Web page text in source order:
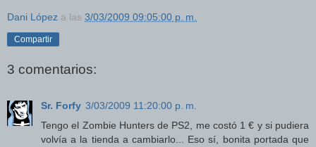
Dani López a las 3/03/2009 09:05:00 p. m.
Compartir
3 comentarios:
Sr. Forfy 3/03/2009 11:20:00 p. m.
Tengo el Zombie Hunters de PS2, me costó 1 € y si pudiera
volvía a la tienda a cambiarlo... Eso sí, bonita portada que